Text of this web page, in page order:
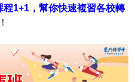
程1+1，幫你快速複習各校轉